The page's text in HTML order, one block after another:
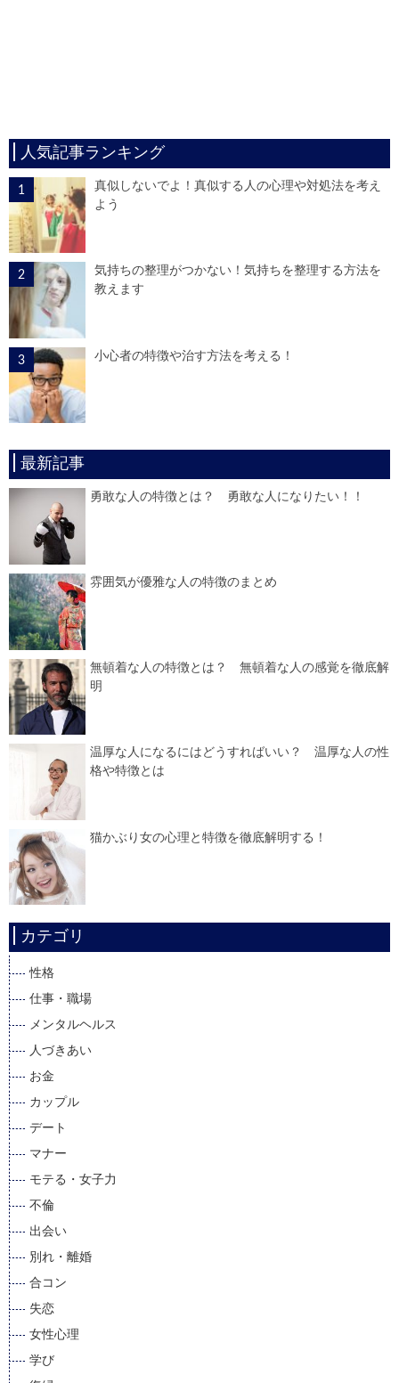
人気記事ランキング
真似しないでよ！真似する人の心理や対処法を考え
よう
気持ちの整理がつかない！気持ちを整理する方法を
教えます
小心者の特徴や治す方法を考える！
最新記事
勇敢な人の特徴とは？ 勇敢な人になりたい！！
雰囲気が優雅な人の特徴のまとめ
無頓着な人の特徴とは？ 無頓着な人の感覚を徹底解
明
温厚な人になるにはどうすればいい？ 温厚な人の性
格や特徴とは
猫かぶり女の心理と特徴を徹底解明する！
カテゴリ
性格
仕事・職場
メンタルヘルス
人づきあい
お金
カップル
デート
マナー
モテる・女子力
不倫
出会い
別れ・離婚
合コン
失恋
女性心理
学び